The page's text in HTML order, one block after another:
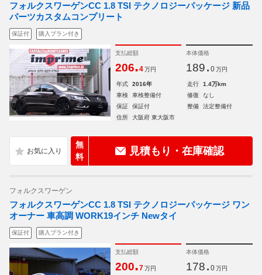
フォルクスワーゲンCC 1.8 TSI テクノロジーパッケージ 新品
パーツカスタムコンプリート
保証付 購入プラン付き
支払総額
206.4 万円
本体価格
189. 0 万円
年式 2016年 走行
1.4万km
車検
車検整備付 修復
なし
保証
保証付 整備
法定整備付
住所
大阪府 東大阪市
無
料
見積もり・在庫確認
フォルクスワーゲン
フォルクスワーゲンCC 1.8 TSI テクノロジーパッケージ ワン
オーナー 車高調 WORK19インチ Newタイ
保証付 購入プラン付き
支払総額
200.7 万円
本体価格
178. 0 万円